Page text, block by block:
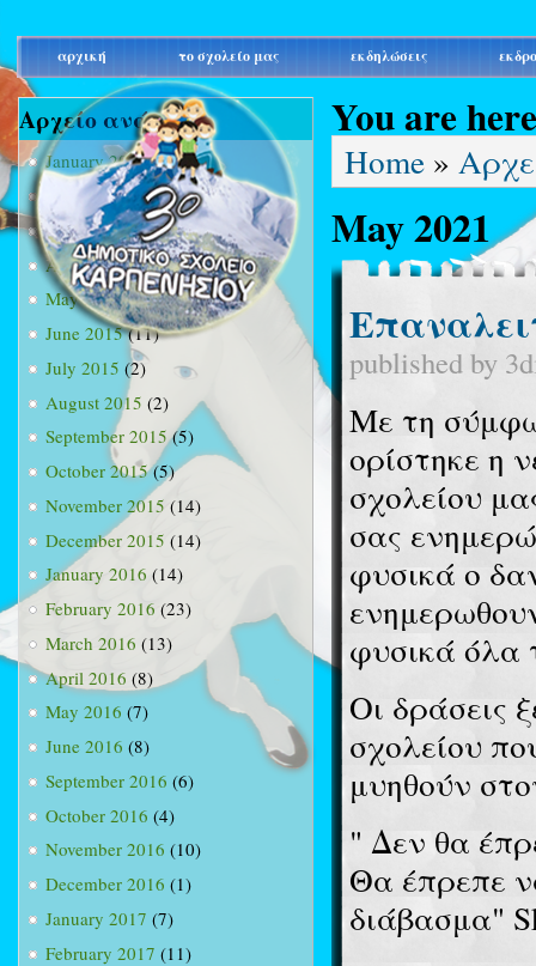
main_menu
αρχική το σχολείο μας εκδηλώσεις
Αρχείο ανά μήνα
January 2015(3)
February 2015(9)
March 2015(34)
April 2015(15)
May 2015(13)
June 2015(11)
July 2015 (2)
August 2015 (2)
September 2015(5)
October 2015(5)
November 2015 (14)
December 2015 (14)
January 2016 (14)
February 2016 (23)
March 2016 (13)
April 2016 (8)
May 2016 (7)
June 2016 (8)
September 2016 (6)
October 2016 (4)
November 2016 (10)
December 2016 (1)
January 2017 (7)
February 2017 (11)
You are here
Home »
May 2021
published by
Με τη
ορίστηκε η
σχολείου
σας
φυσικά ο
φυσικά όλα
Οι δράσεις
σχολείου
μυηθούν
" Δεν θα
Θα έπρεπε
διάβασμα"